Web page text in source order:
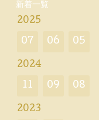
新着一覧
2025
07 06 05
2024
11 09 08
2023